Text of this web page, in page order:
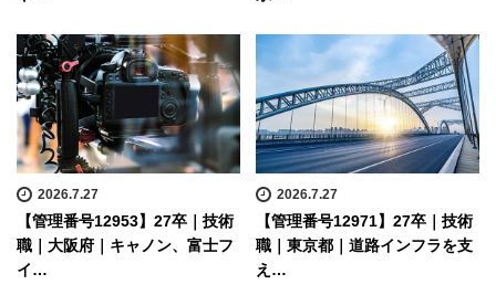
2026.7.27
【管理番号12953】27卒｜技術
職｜大阪府｜キャノン、富士フ
イ…
2026.7.27
【管理番号12971】27卒｜技術
職｜東京都｜道路インフラを支
え…